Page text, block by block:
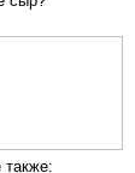
также: